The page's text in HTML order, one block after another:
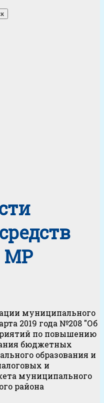
МР
муниципального
2019 года №208 "Об
по повышению
бюджетных
образования и
и
муниципального
района